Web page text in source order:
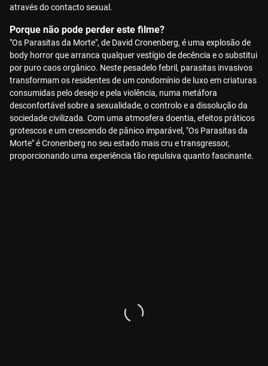
através do contacto sexual.
Porque não pode perder este filme?
"Os Parasitas da Morte", de David Cronenberg, é uma explosão de
body horror que arranca qualquer vestígio de decência e o substitui
por puro caos orgânico. Neste pesadelo febril, parasitas invasivos
transformam os residentes de um condomínio de luxo em criaturas
consumidas pelo desejo e pela violência, numa metáfora
desconfortável sobre a sexualidade, o controlo e a dissolução da
sociedade civilizada. Com uma atmosfera doentia, efeitos práticos
grotescos e um crescendo de pânico imparável, "Os Parasitas da
Morte" é Cronenberg no seu estado mais cru e transgressor,
proporcionando uma experiência tão repulsiva quanto fascinante.